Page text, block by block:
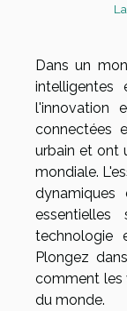
Dans un
intelligentes
l'innovation
connectées
urbain et ont
mondiale.
essentielles
technologie
Plongez
comment les
du monde.